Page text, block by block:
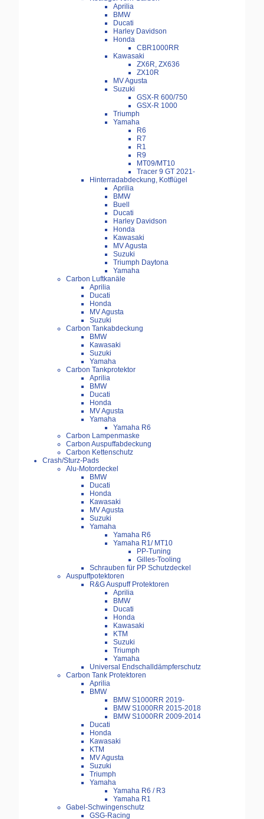
Aprilia
BMW
Ducati
Harley Davidson
Honda
CBR1000RR
Kawasaki
ZX6R, ZX636
ZX10R
MV Agusta
Suzuki
GSX-R 600/750
GSX-R 1000
Triumph
Yamaha
R6
R7
R1
R9
MT09/MT10
Tracer 9 GT 2021-
Hinterradabdeckung, Kotflügel
Aprilia
BMW
Buell
Ducati
Harley Davidson
Honda
Kawasaki
MV Agusta
Suzuki
Triumph Daytona
Yamaha
Carbon Luftkanäle
Aprilia
Ducati
Honda
MV Agusta
Suzuki
Carbon Tankabdeckung
BMW
Kawasaki
Suzuki
Yamaha
Carbon Tankprotektor
Aprilia
BMW
Ducati
Honda
MV Agusta
Yamaha
Yamaha R6
Carbon Lampenmaske
Carbon Auspuffabdeckung
Carbon Kettenschutz
Crash/Sturz-Pads
Alu-Motordeckel
BMW
Ducati
Honda
Kawasaki
MV Agusta
Suzuki
Yamaha
Yamaha R6
Yamaha R1/ MT10
PP-Tuning
Gilles-Tooling
Schrauben für PP Schutzdeckel
Auspuffpotektoren
R&G Auspuff Protektoren
Aprilia
BMW
Ducati
Honda
Kawasaki
KTM
Suzuki
Triumph
Yamaha
Universal Endschalldämpferschutz
Carbon Tank Protektoren
Aprilia
BMW
BMW S1000RR 2019-
BMW S1000RR 2015-2018
BMW S1000RR 2009-2014
Ducati
Honda
Kawasaki
KTM
MV Agusta
Suzuki
Triumph
Yamaha
Yamaha R6 / R3
Yamaha R1
Gabel-Schwingenschutz
GSG-Racing